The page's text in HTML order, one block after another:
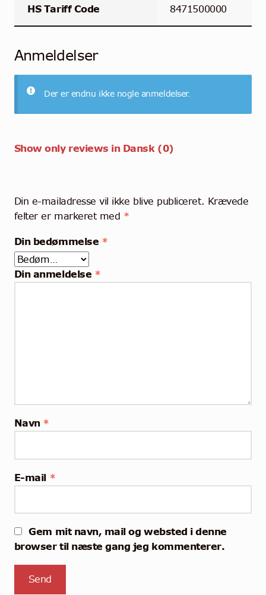
HS Tariff Code 8471500000
Anmeldelser
Der er endnu ikke nogle anmeldelser.
Show only reviews in Dansk (0)
Din e-mailadresse vil ikke blive publiceret. Krævede
felter er markeret med *
Din bedømmelse *
Din anmeldelse *
Navn *
E-mail *
Gem mit navn, mail og websted i denne
browser til næste gang jeg kommenterer.